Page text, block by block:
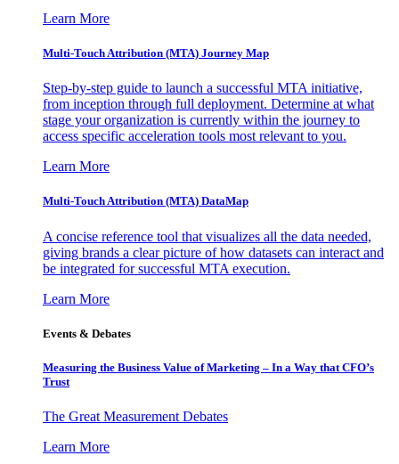
Learn More
Multi-Touch Attribution (MTA) Journey Map
Step-by-step guide to launch a successful MTA initiative,
from inception through full deployment. Determine at what
stage your organization is currently within the journey to
access specific acceleration tools most relevant to you.
Learn More
Multi-Touch Attribution (MTA) DataMap
A concise reference tool that visualizes all the data needed,
giving brands a clear picture of how datasets can interact and
be integrated for successful MTA execution.
Learn More
Events & Debates
Measuring the Business Value of Marketing – In a Way that CFO’s
Trust
The Great Measurement Debates
Learn More